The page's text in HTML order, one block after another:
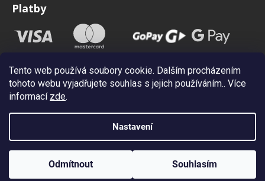
Tento web používá soubory cookie. Dalším procházením
tohoto webu vyjadřujete souhlas s jejich používáním.. Více
informací zde.
Nastavení
Odmítnout Souhlasím
Platby
. Všechna práva vyhrazena.